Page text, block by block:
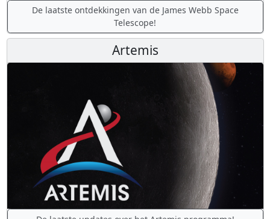
De laatste ontdekkingen van de James Webb Space
Telescope!
Artemis